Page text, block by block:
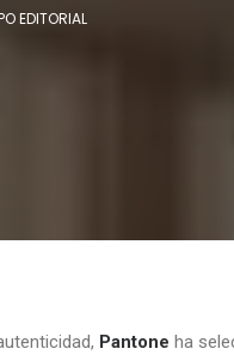
EDITORIAL
Pantone ha